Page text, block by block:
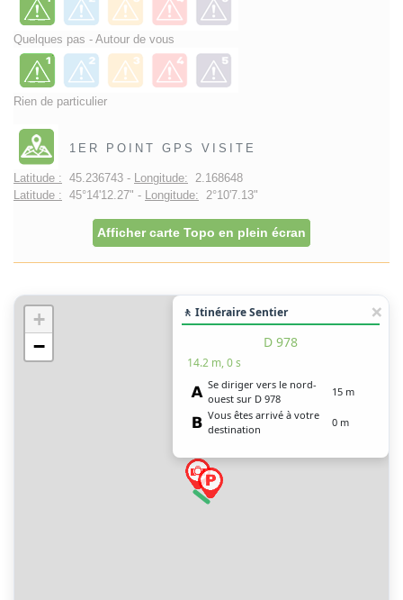
Quelques pas - Autour de vous
Rien de particulier
1ER POINT GPS VISITE
Latitude : 45.236743 - Longitude: 2.168648
Latitude : 45°14'12.27" - Longitude: 2°10'7.13"
Afficher carte Topo en plein écran
+
−
🚶 Itinéraire Sentier
D 978
14.2 m, 0 s
Se diriger vers le nord-
ouest sur D 978
15 m
Vous êtes arrivé à votre
destination
0 m